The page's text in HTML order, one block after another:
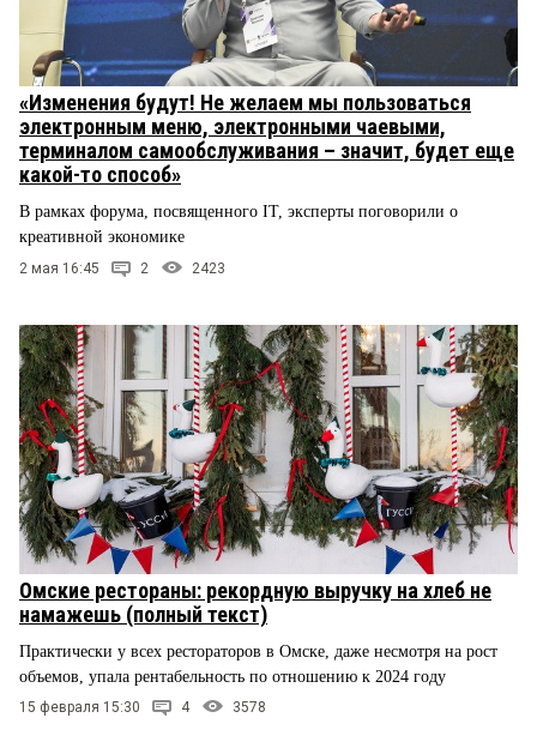
«Изменения будут! Не желаем мы пользоваться
электронным меню, электронными чаевыми,
терминалом самообслуживания – значит, будет еще
какой-то способ»
В рамках форума, посвященного IT, эксперты поговорили о
креативной экономике
2 мая 16:45 2 2423
Омские рестораны: рекордную выручку на хлеб не
намажешь (полный текст)
Практически у всех рестораторов в Омске, даже несмотря на рост
объемов, упала рентабельность по отношению к 2024 году
15 февраля 15:30 4 3578